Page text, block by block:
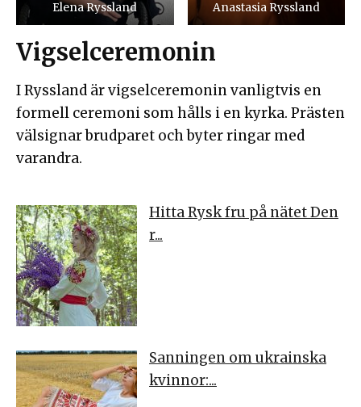
Elena Ryssland Anastasia Ryssland
Vigselceremonin
I Ryssland är vigselceremonin vanligtvis en
formell ceremoni som hålls i en kyrka. Prästen
välsignar brudparet och byter ringar med
varandra.
Hitta Rysk fru på nätet Den
r...
Sanningen om ukrainska
kvinnor:...